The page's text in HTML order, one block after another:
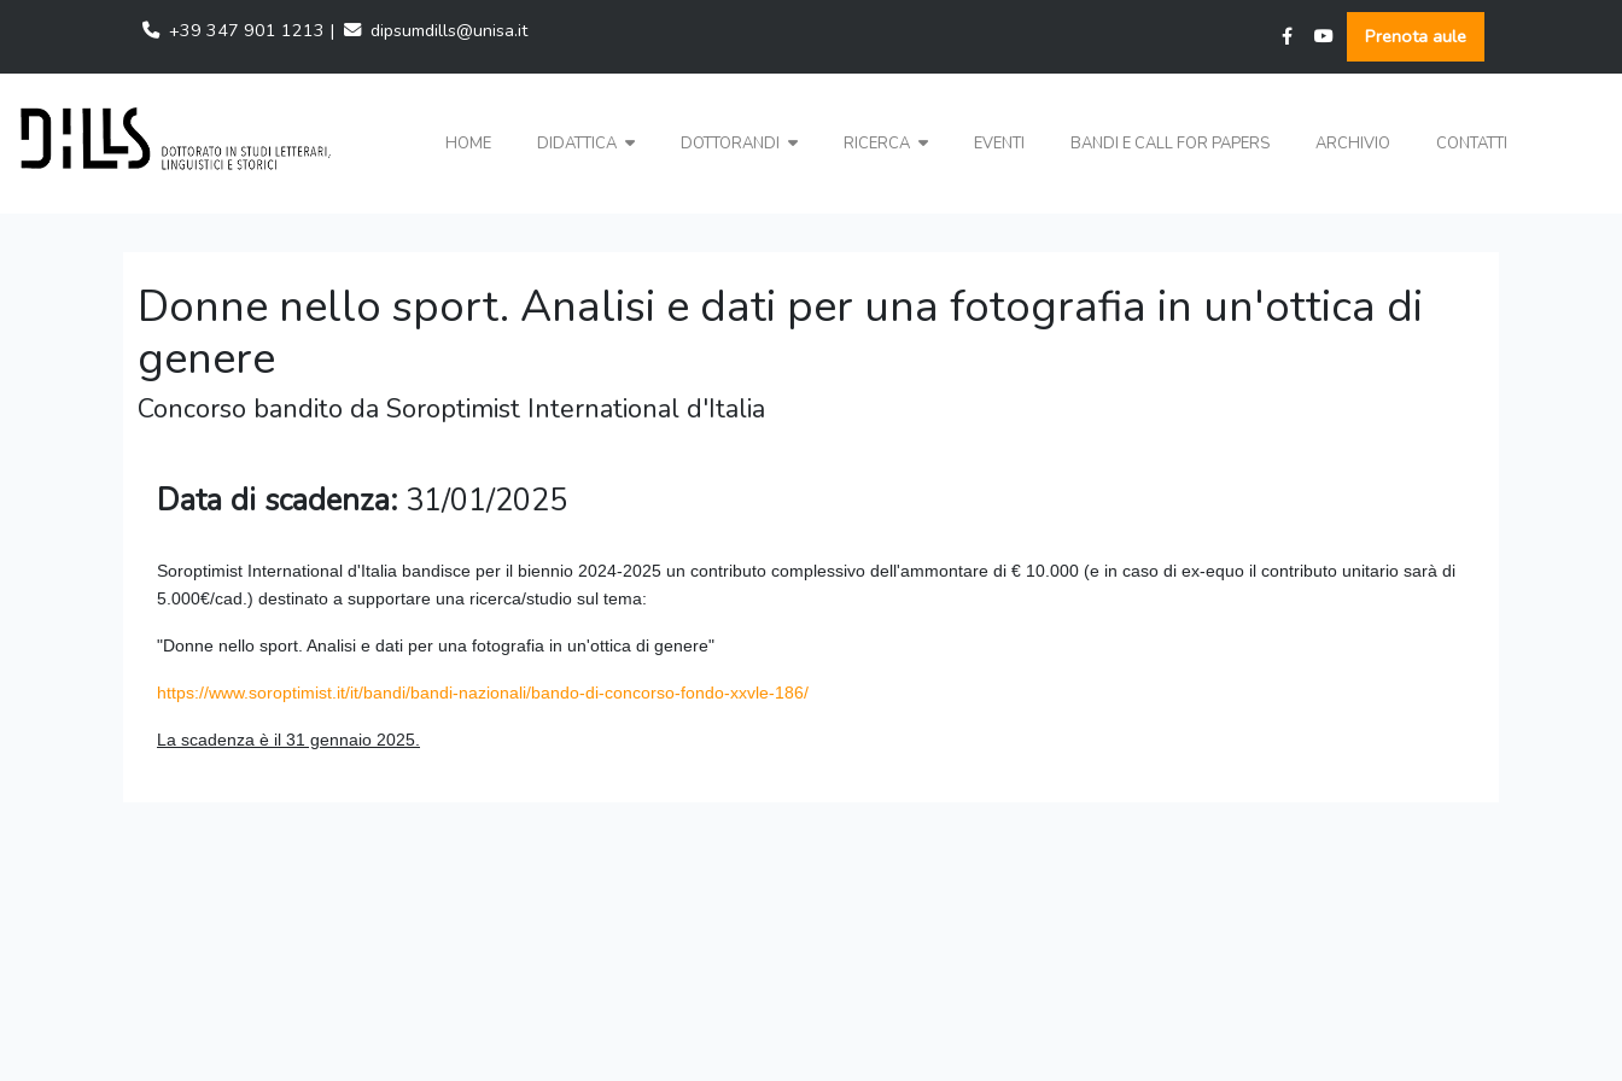
+39 347 901 1213 | dipsumdills@unisa.it Prenota aule
HOME DIDATTICA DOTTORANDI RICERCA EVENTI BANDI E CALL FOR PAPERS ARCHIVIO CONTATTI
Donne nello sport. Analisi e dati per una fotografia in un'ottica di
genere
Concorso bandito da Soroptimist International d'Italia
Data di scadenza: 31/01/2025
Soroptimist International d'Italia bandisce per il biennio 2024-2025 un contributo complessivo dell'ammontare di € 10.000 (e in caso di ex-equo il contributo unitario sarà di
5.000€/cad.) destinato a supportare una ricerca/studio sul tema:
"Donne nello sport. Analisi e dati per una fotografia in un'ottica di genere"
https://www.soroptimist.it/it/bandi/bandi-nazionali/bando-di-concorso-fondo-xxvle-186/
La scadenza è il 31 gennaio 2025.